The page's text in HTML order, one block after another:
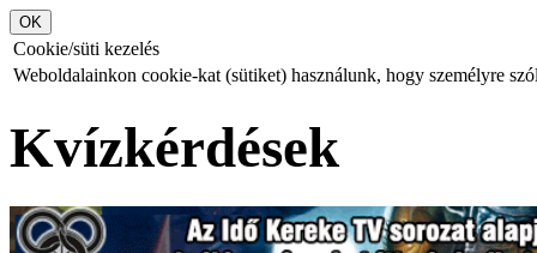
Cookie/süti kezelés
Weboldalainkon cookie-kat (sütiket) használunk, hogy személyre
Kvízkérdések